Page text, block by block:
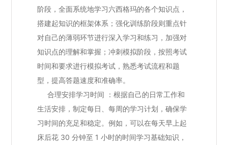
阶段，全面系统地学习六西格玛的各个知识点，
搭建起知识的框架体系；强化训练阶段则重点针
对自己的薄弱环节进行深入学习和练习，加强对
知识点的理解和掌握；冲刺模拟阶段，按照考试
时间和要求进行模拟考试，熟悉考试流程和题
型，提高答题速度和准确率。
合理安排学习时间 ：根据自己的日常工作和
生活安排，制定每日、每周的学习计划，确保学
习时间的充足和稳定。例如，可以在每天早上起
床后花 30 分钟至 1 小时的时间学习基础知识，